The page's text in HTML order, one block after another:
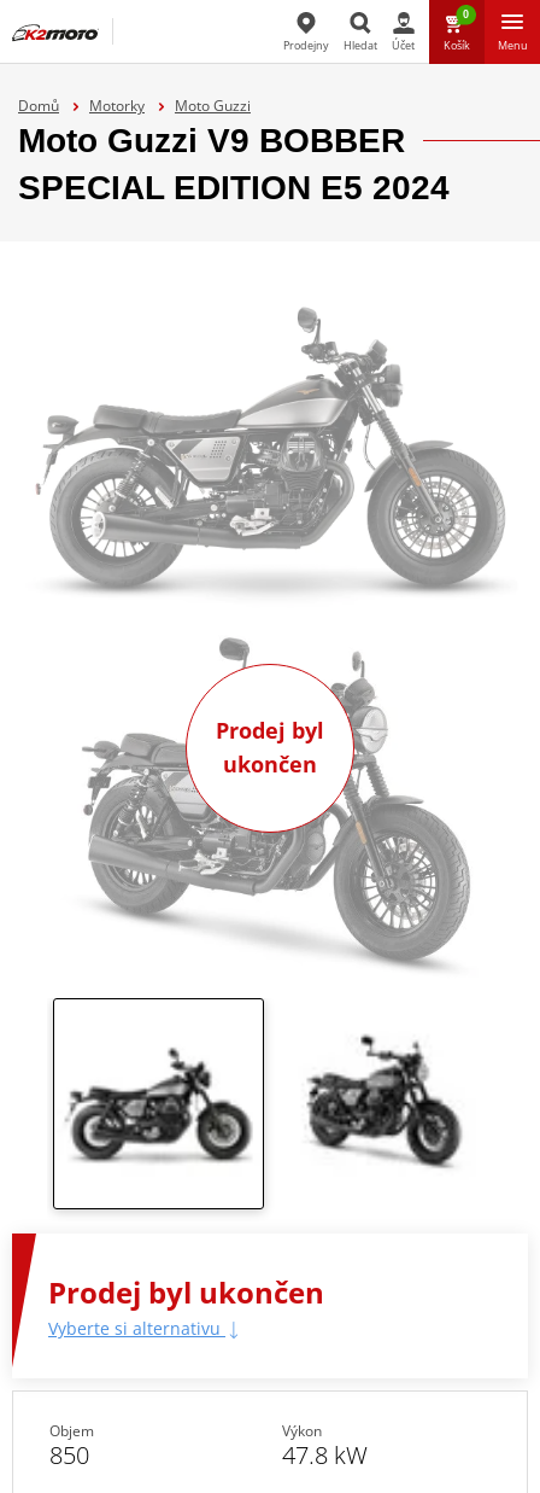
Prodejny Hledat Účet
0
Košík Menu
Domů Motorky Moto Guzzi
Moto Guzzi V9 BOBBER
SPECIAL EDITION E5 2024
Prodej byl
ukončen
Prodej byl ukončen
Vyberte si alternativu
Objem
850
Výkon
47.8 kW